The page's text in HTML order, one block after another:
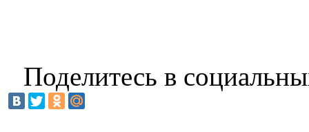
Поделитесь в